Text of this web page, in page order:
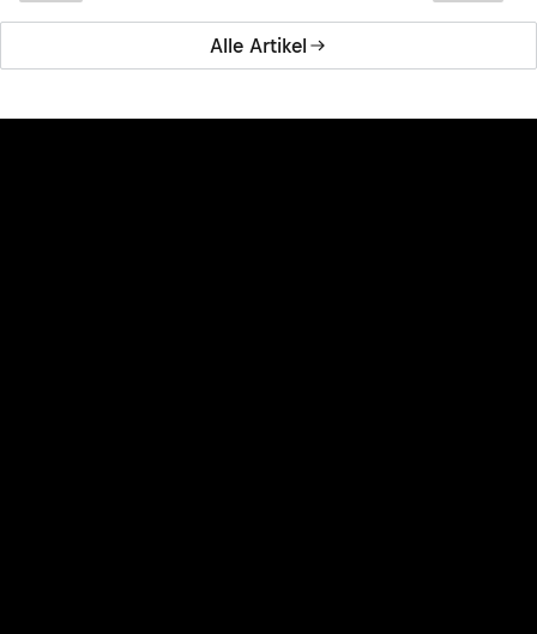
Alle Artikel